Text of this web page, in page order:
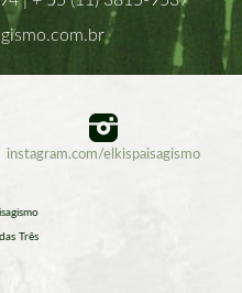
instagram.com/elkispaisagismo
Três